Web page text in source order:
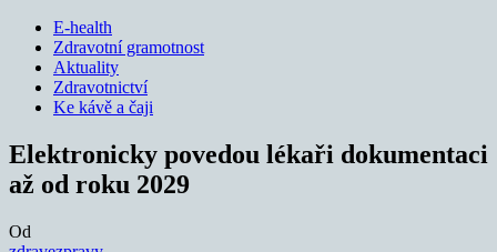
E-health
Zdravotní gramotnost
Aktuality
Zdravotnictví
Ke kávě a čaji
Elektronicky povedou lékaři dokumentaci
až od roku 2029
Od